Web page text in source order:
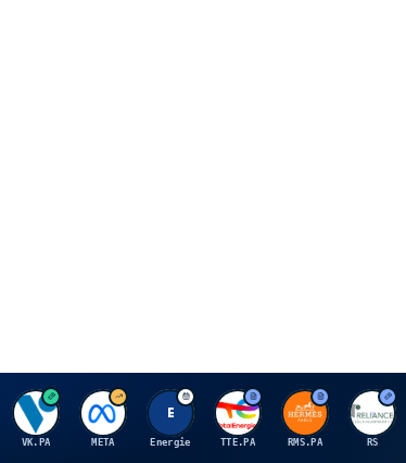
V
VK.PA
M
META
E
Energie
T
TTE.PA
H
RMS.PA
R
RS